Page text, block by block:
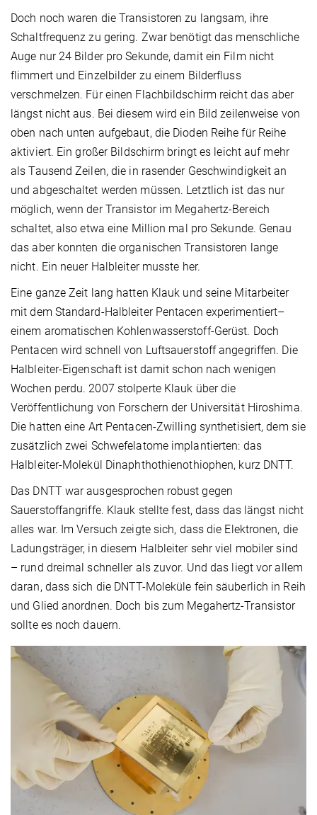
Doch noch waren die Transistoren zu langsam, ihre
Schaltfrequenz zu gering. Zwar benötigt das menschliche
Auge nur 24 Bilder pro Sekunde, damit ein Film nicht
flimmert und Einzelbilder zu einem Bilderfluss
verschmelzen. Für einen Flachbildschirm reicht das aber
längst nicht aus. Bei diesem wird ein Bild zeilenweise von
oben nach unten aufgebaut, die Dioden Reihe für Reihe
aktiviert. Ein großer Bildschirm bringt es leicht auf mehr
als Tausend Zeilen, die in rasender Geschwindigkeit an
und abgeschaltet werden müssen. Letztlich ist das nur
möglich, wenn der Transistor im Megahertz-Bereich
schaltet, also etwa eine Million mal pro Sekunde. Genau
das aber konnten die organischen Transistoren lange
nicht. Ein neuer Halbleiter musste her.
Eine ganze Zeit lang hatten Klauk und seine Mitarbeiter
mit dem Standard-Halbleiter Pentacen experimentiert–
einem aromatischen Kohlenwasserstoff-Gerüst. Doch
Pentacen wird schnell von Luftsauerstoff angegriffen. Die
Halbleiter-Eigenschaft ist damit schon nach wenigen
Wochen perdu. 2007 stolperte Klauk über die
Veröffentlichung von Forschern der Universität Hiroshima.
Die hatten eine Art Pentacen-Zwilling synthetisiert, dem sie
zusätzlich zwei Schwefelatome implantierten: das
Halbleiter-Molekül Dinaphthothienothiophen, kurz DNTT.
Das DNTT war ausgesprochen robust gegen
Sauerstoffangriffe. Klauk stellte fest, dass das längst nicht
alles war. Im Versuch zeigte sich, dass die Elektronen, die
Ladungsträger, in diesem Halbleiter sehr viel mobiler sind
– rund dreimal schneller als zuvor. Und das liegt vor allem
daran, dass sich die DNTT-Moleküle fein säuberlich in Reih
und Glied anordnen. Doch bis zum Megahertz-Transistor
sollte es noch dauern.